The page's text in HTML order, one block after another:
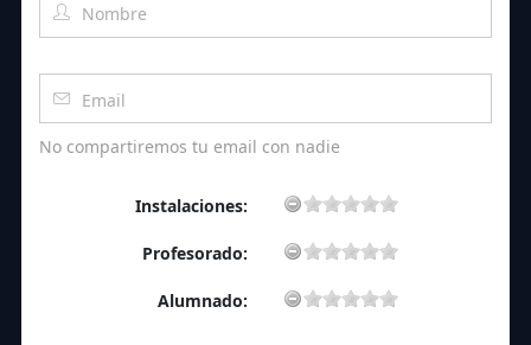
No compartiremos tu email con nadie
Instalaciones:
Profesorado:
Alumnado: